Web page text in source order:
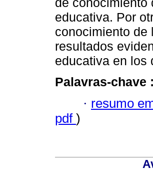
educativa. Por
conocimiento de
resultados
educativa en los
Palavras-chave :
· resumo
pdf )